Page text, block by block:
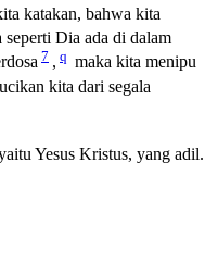
katakan, bahwa kita
seperti Dia ada di dalam
7 , q maka kita menipu
kita dari segala
Yesus Kristus, yang adil.